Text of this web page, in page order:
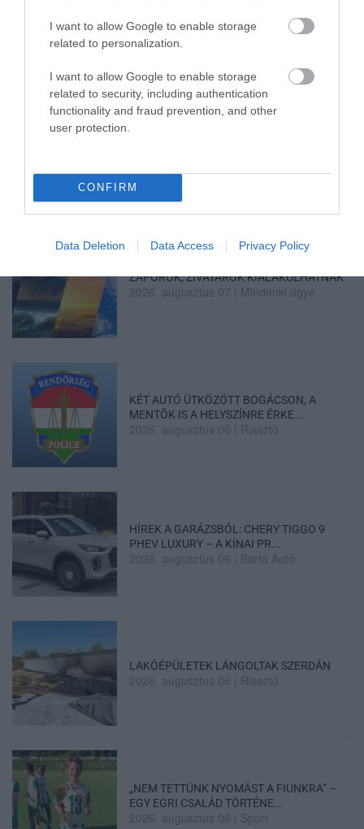
I want to allow Google to enable storage
related to personalization.
I want to allow Google to enable storage
related to security, including authentication
functionality and fraud prevention, and other
user protection.
CONFIRM
Data Deletion Data Access Privacy Policy
ÖS FŐÚTON EGERBEN
2026. augusztus 07
2026. augusztus 07|Környék ügye
ZÁPOROK, ZIVATAROK KIALAKULHATNAK
2026. augusztus 07 Mindenki ügye
KÉT AUTÓ ÜTKÖZÖTT BOGÁCSON, A
MENTŐK IS A HELYSZÍNRE ÉRKE...
2026. augusztus 06 Riasztó
HÍREK A GARÁZSBÓL: CHERY TIGGO 9
PHEV LUXURY – A KÍNAI PR...
2026. augusztus 06 Barta Autó
LAKÓÉPÜLETEK LÁNGOLTAK SZERDÁN
2026. augusztus 06 Riasztó
„NEM TETTÜNK NYOMÁST A FIUNKRA” –
EGY EGRI CSALÁD TÖRTÉNE...
2026. augusztus 06 Sport